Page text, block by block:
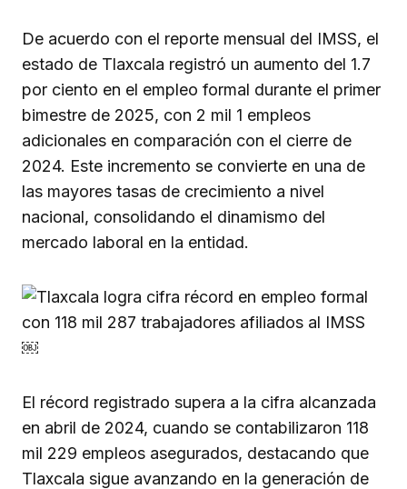
De acuerdo con el reporte mensual del IMSS, el
estado de Tlaxcala registró un aumento del 1.7
por ciento en el empleo formal durante el primer
bimestre de 2025, con 2 mil 1 empleos
adicionales en comparación con el cierre de
2024. Este incremento se convierte en una de
las mayores tasas de crecimiento a nivel
nacional, consolidando el dinamismo del
mercado laboral en la entidad.
El récord registrado supera a la cifra alcanzada
en abril de 2024, cuando se contabilizaron 118
mil 229 empleos asegurados, destacando que
Tlaxcala sigue avanzando en la generación de